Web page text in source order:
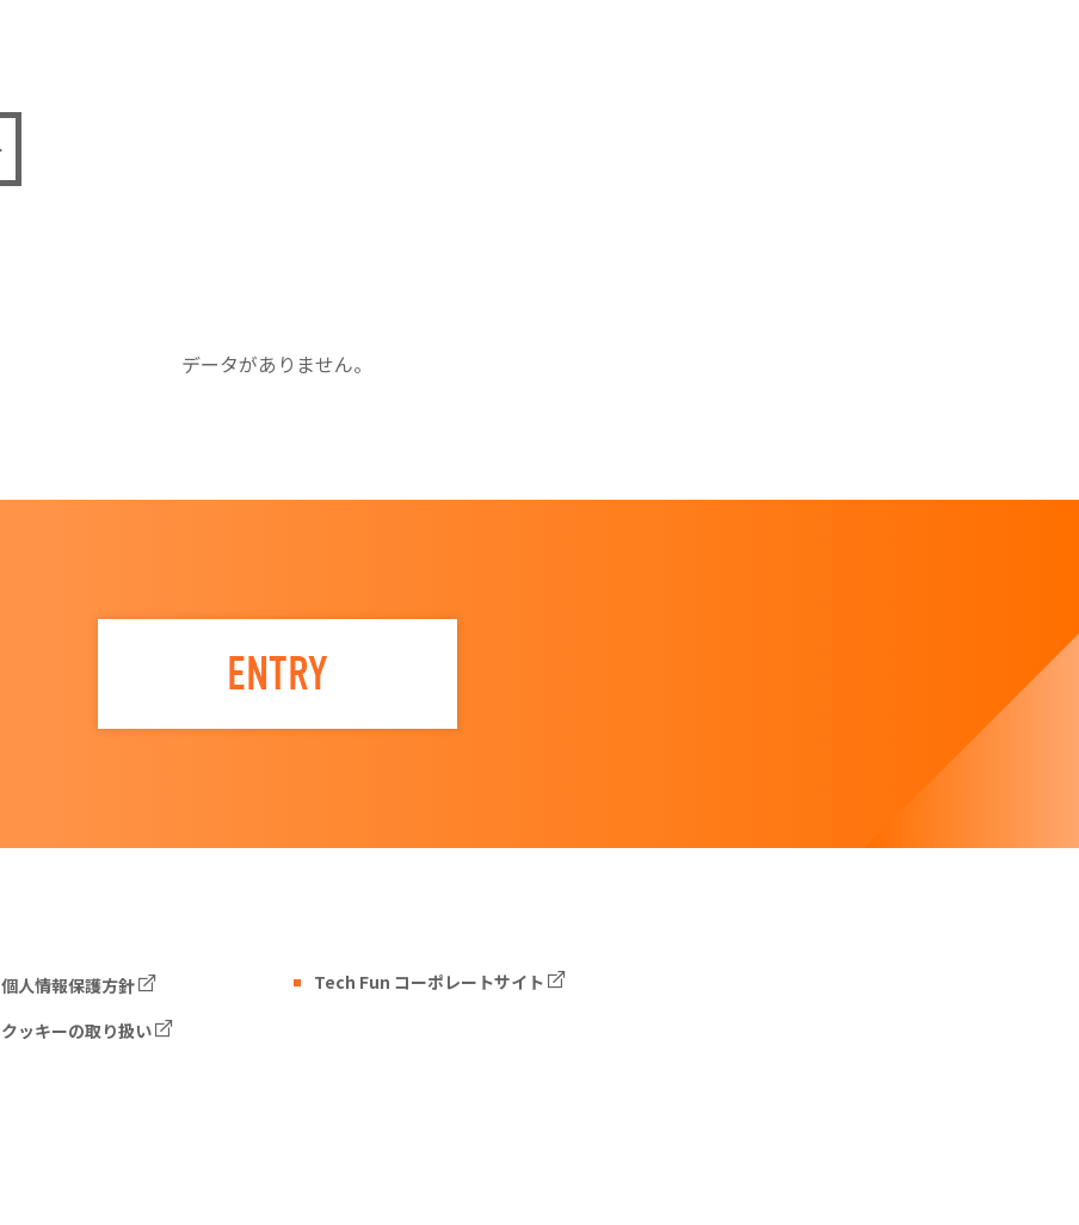
データがありません。
ENTRY
個人情報保護方針
クッキーの取り扱い
Tech Fun コーポレートサイト